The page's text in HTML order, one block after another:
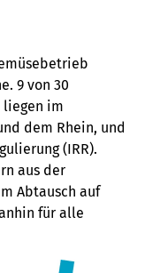
9 von 30
liegen im
dem Rhein, und
(IRR).
aus der
Abtausch auf
für alle